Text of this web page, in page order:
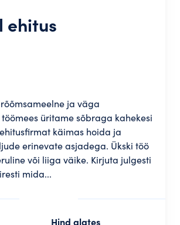
ehitus
ja väga
üritame sõbraga kahekesi
käimas hoida ja
erinevate asjadega. Ükski töö
või liiga väike. Kirjuta julgesti
mida...
Hind alates